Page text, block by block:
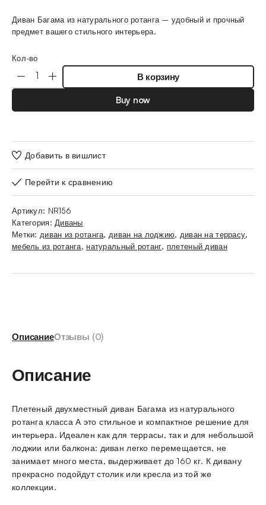
Диван Багама из натурального ротанга – удобный и прочный
предмет вашего стильного интерьера.
Кол-во
В корзину
Buy now
Добавить в вишлист
Перейти к сравнению
Артикул: NR156
Категория: Диваны
Метки: диван из ротанга, диван на лоджию, диван на террасу,
мебель из ротанга, натуральный ротанг, плетеный диван
ОписаниеОтзывы (0)
Описание
Плетеный двухместный диван Багама из натурального
ротанга класса А это стильное и компактное решение для
интерьера. Идеален как для террасы, так и для небольшой
лоджии или балкона: диван легко перемещается, не
занимает много места, выдерживает до 160 кг. К дивану
прекрасно подойдут столик или кресла из той же
коллекции.